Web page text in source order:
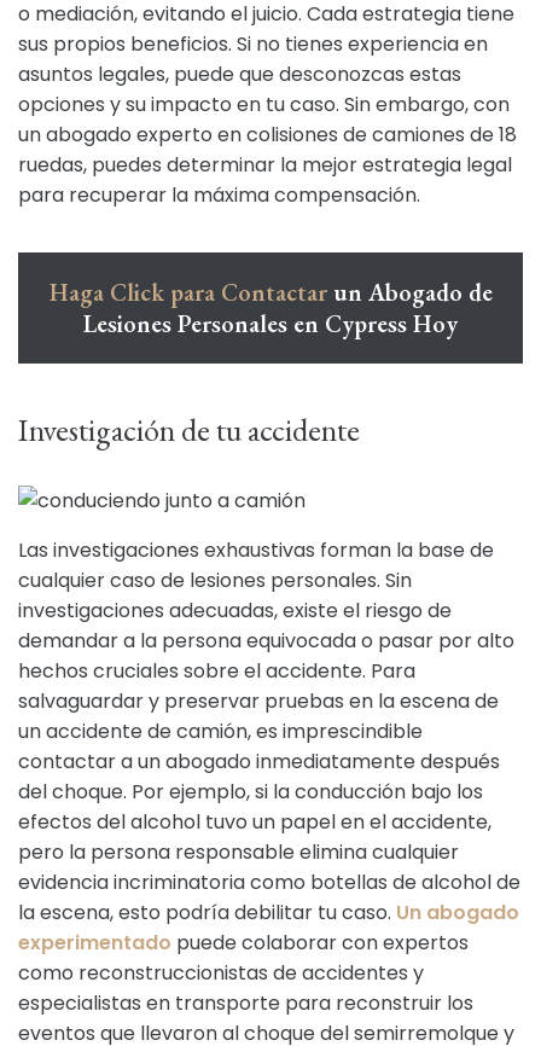
o mediación, evitando el juicio. Cada estrategia tiene
sus propios beneficios. Si no tienes experiencia en
asuntos legales, puede que desconozcas estas
opciones y su impacto en tu caso. Sin embargo, con
un abogado experto en colisiones de camiones de 18
ruedas, puedes determinar la mejor estrategia legal
para recuperar la máxima compensación.
Haga Click para Contactarun Abogado de
Lesiones Personales en Cypress Hoy
Investigación de tu accidente
Las investigaciones exhaustivas forman la base de
cualquier caso de lesiones personales. Sin
investigaciones adecuadas, existe el riesgo de
demandar a la persona equivocada o pasar por alto
hechos cruciales sobre el accidente. Para
salvaguardar y preservar pruebas en la escena de
un accidente de camión, es imprescindible
contactar a un abogado inmediatamente después
del choque. Por ejemplo, si la conducción bajo los
efectos del alcohol tuvo un papel en el accidente,
pero la persona responsable elimina cualquier
evidencia incriminatoria como botellas de alcohol de
la escena, esto podría debilitar tu caso. Un abogado
experimentado puede colaborar con expertos
como reconstruccionistas de accidentes y
especialistas en transporte para reconstruir los
eventos que llevaron al choque del semirremolque y